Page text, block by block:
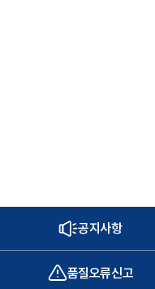
공지사항
품질오류신고